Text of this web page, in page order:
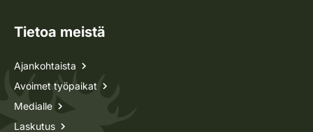
Tietoa meistä
Ajankohtaista
Avoimet työpaikat
Medialle
Laskutus